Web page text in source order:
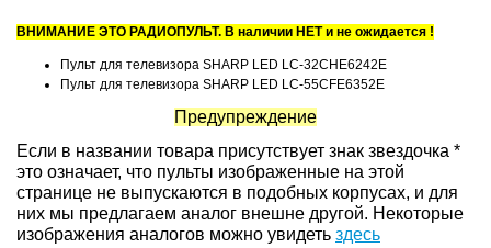
ВНИМАНИЕ ЭТО РАДИОПУЛЬТ. В наличии НЕТ и не ожидается !
Пульт для телевизора SHARP LED LC-32CHE6242E
Пульт для телевизора SHARP LED LC-55CFE6352E
Предупреждение
Если в названии товара присутствует знак звездочка *
это означает, что пульты изображенные на этой
странице не выпускаются в подобных корпусах, и для
них мы предлагаем аналог внешне другой. Некоторые
изображения аналогов можно увидеть здесь